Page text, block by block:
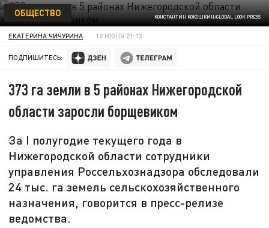
КОНСТАНТИН КОКОШКИН/GLOBAL LOOK PRESS
ОБЩЕСТВО
ЕКАТЕРИНА ЧИЧУРИНА 12 ИЮЛЯ 21:13
ПОДПИШИТЕСЬ:
373 га земли в 5 районах Нижегородской
области заросли борщевиком
За I полугодие текущего года в
Нижегородской области сотрудники
управления Россельхознадзора обследовали
24 тыс. га земель сельскохозяйственного
назначения, говорится в пресс-релизе
ведомства.